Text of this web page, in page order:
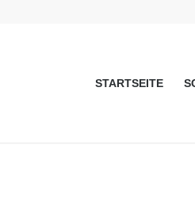
STARTSEITE